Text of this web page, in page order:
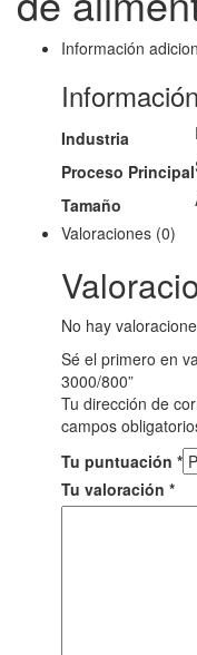
Información
Industria
Proceso Principal
Tamaño
Valoraciones (0)
No hay
Sé el primero en
3000/800”
Tu dirección de
campos
Tu puntuación *
Tu valoración *